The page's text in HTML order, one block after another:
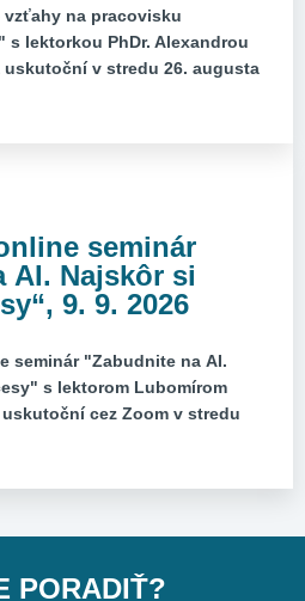
na pracovisku
lektorkou PhDr. Alexandrou
uskutoční v stredu 26. augusta
seminár
AI. Najskôr si
9. 9. 2026
seminár "Zabudnite na AI.
s lektorom Lubomírom
cez Zoom v stredu
PORADIŤ?